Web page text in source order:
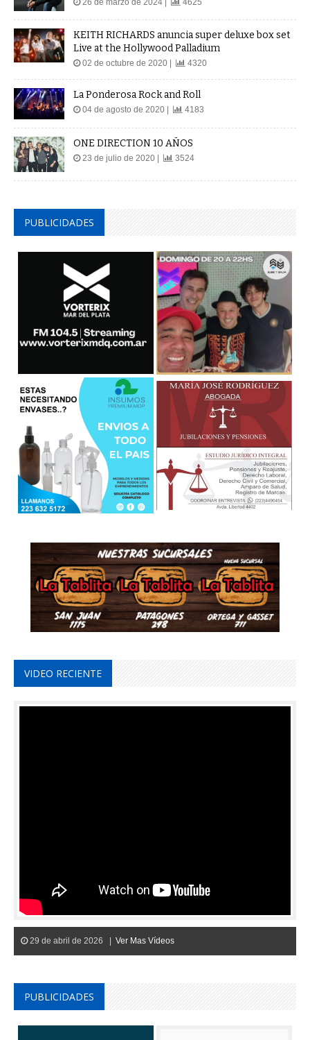
26 de marzo de 2024 | 4625
KEITH RICHARDS anuncia super deluxe box set
Live at the Hollywood Palladium
02 de octubre de 2020 | 4320
La Ponderosa Rock and Roll
04 de agosto de 2020 | 4183
ONE DIRECTION 10 AÑOS
23 de julio de 2020 | 3524
PUBLICIDADES
VIDEO RECIENTE
29 de abril de 2026 | Ver Mas Vídeos
PUBLICIDADES